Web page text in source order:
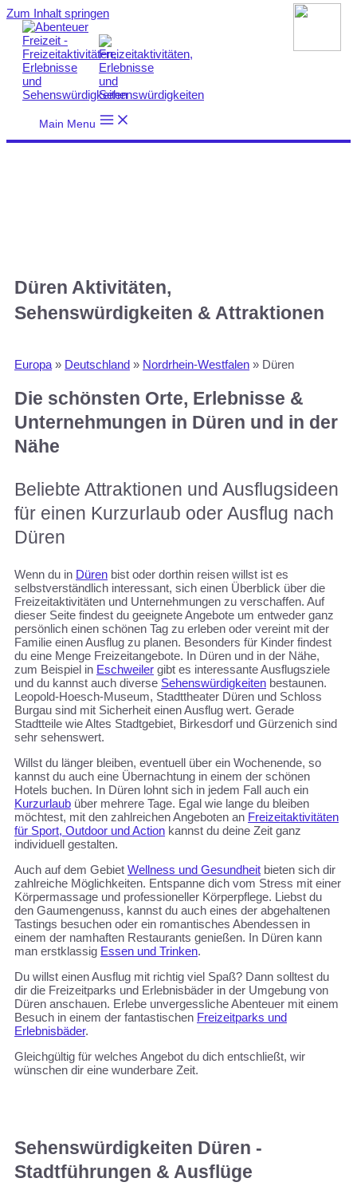
Zum Inhalt springen
Main Menu
Düren Aktivitäten,
Sehenswürdigkeiten & Attraktionen
Europa » Deutschland » Nordrhein-Westfalen » Düren
Die schönsten Orte, Erlebnisse &
Unternehmungen in Düren und in der
Nähe
Beliebte Attraktionen und Ausflugsideen
für einen Kurzurlaub oder Ausflug nach
Düren
Wenn du in Düren bist oder dorthin reisen willst ist es
selbstverständlich interessant, sich einen Überblick über die
Freizeitaktivitäten und Unternehmungen zu verschaffen. Auf
dieser Seite findest du geeignete Angebote um entweder ganz
persönlich einen schönen Tag zu erleben oder vereint mit der
Familie einen Ausflug zu planen. Besonders für Kinder findest
du eine Menge Freizeitangebote. In Düren und in der Nähe,
zum Beispiel in Eschweiler gibt es interessante Ausflugsziele
und du kannst auch diverse Sehenswürdigkeiten bestaunen.
Leopold-Hoesch-Museum, Stadttheater Düren und Schloss
Burgau sind mit Sicherheit einen Ausflug wert. Gerade
Stadtteile wie Altes Stadtgebiet, Birkesdorf und Gürzenich sind
sehr sehenswert.
Willst du länger bleiben, eventuell über ein Wochenende, so
kannst du auch eine Übernachtung in einem der schönen
Hotels buchen. In Düren lohnt sich in jedem Fall auch ein
Kurzurlaub über mehrere Tage. Egal wie lange du bleiben
möchtest, mit den zahlreichen Angeboten an Freizeitaktivitäten
für Sport, Outdoor und Action kannst du deine Zeit ganz
individuell gestalten.
Auch auf dem Gebiet Wellness und Gesundheit bieten sich dir
zahlreiche Möglichkeiten. Entspanne dich vom Stress mit einer
Körpermassage und professioneller Körperpflege. Liebst du
den Gaumengenuss, kannst du auch eines der abgehaltenen
Tastings besuchen oder ein romantisches Abendessen in
einem der namhaften Restaurants genießen. In Düren kann
man erstklassig Essen und Trinken.
Du willst einen Ausflug mit richtig viel Spaß? Dann solltest du
dir die Freizeitparks und Erlebnisbäder in der Umgebung von
Düren anschauen. Erlebe unvergessliche Abenteuer mit einem
Besuch in einem der fantastischen Freizeitparks und
Erlebnisbäder.
Gleichgültig für welches Angebot du dich entschließt, wir
wünschen dir eine wunderbare Zeit.
Sehenswürdigkeiten Düren -
Stadtführungen & Ausflüge